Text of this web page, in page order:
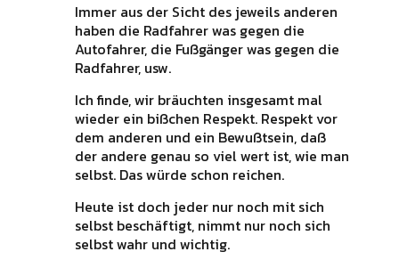
Immer aus der Sicht des jeweils anderen
haben die Radfahrer was gegen die
Autofahrer, die Fußgänger was gegen die
Radfahrer, usw.
Ich finde, wir bräuchten insgesamt mal
wieder ein bißchen Respekt. Respekt vor
dem anderen und ein Bewußtsein, daß
der andere genau so viel wert ist, wie man
selbst. Das würde schon reichen.
Heute ist doch jeder nur noch mit sich
selbst beschäftigt, nimmt nur noch sich
selbst wahr und wichtig.